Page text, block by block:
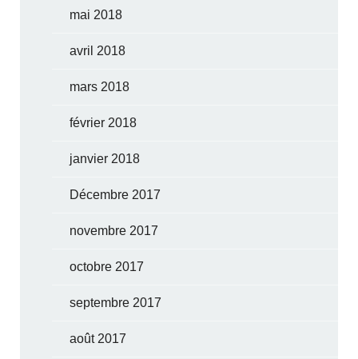
mai 2018
avril 2018
mars 2018
février 2018
janvier 2018
Décembre 2017
novembre 2017
octobre 2017
septembre 2017
août 2017